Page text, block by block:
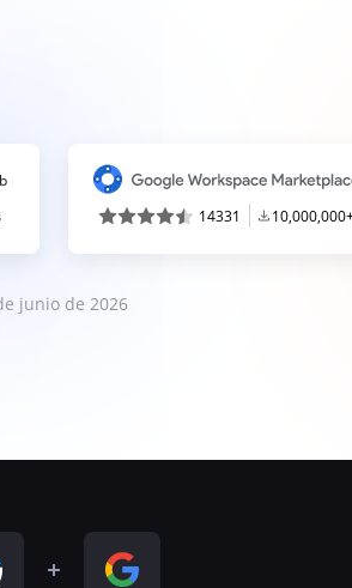
14331
junio de 2026